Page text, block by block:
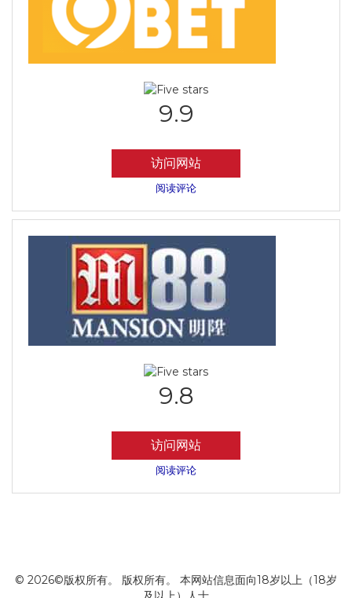
9.9
访问网站
阅读评论
9.8
访问网站
阅读评论
© 2026©版权所有。 版权所有。 本网站信息面向18岁以上（18岁